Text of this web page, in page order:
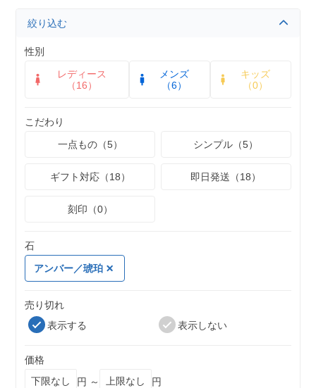
絞り込む
性別
レディース
（16）
メンズ
（6）
キッズ
（0）
こだわり
一点もの（5）
シンプル（5）
ギフト対応（18） 即日発送（18）
刻印（0）
石
アンバー／琥珀
売り切れ
表示する
表示しない
価格
円 ～
円